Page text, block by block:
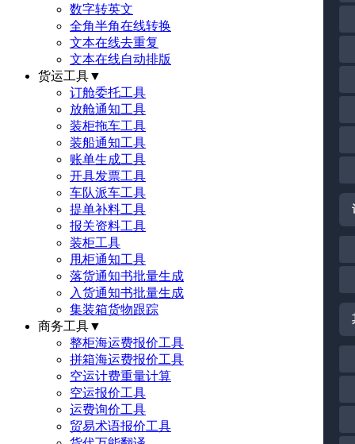
数字转英文
全角半角在线转换
文本在线去重复
文本在线自动排版
货运工具▼
订舱委托工具
放舱通知工具
装柜拖车工具
装船通知工具
账单生成工具
开具发票工具
车队派车工具
提单补料工具
报关资料工具
装柜工具
甩柜通知工具
落货通知书批量生成
入货通知书批量生成
集装箱货物跟踪
商务工具▼
整柜海运费报价工具
拼箱海运费报价工具
空运计费重量计算
空运报价工具
运费询价工具
贸易术语报价工具